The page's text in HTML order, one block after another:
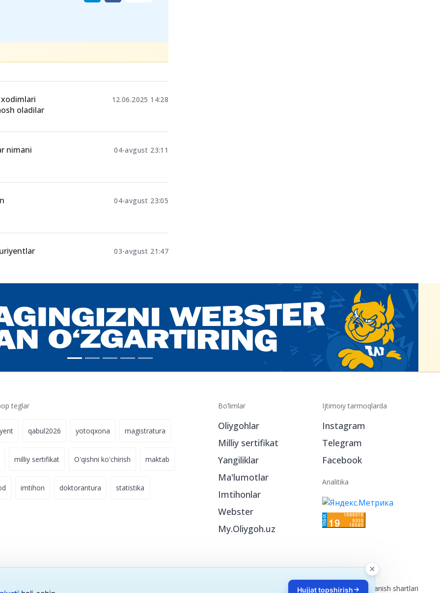
Ulashing
oladilar
03-avgust 21:47
Bo‘limlar
Oliygohlar
Milliy sertifikat
Yangiliklar
Imtihonlar
Ijtimoiy tarmoqlarda
Instagram
Telegram
Facebook
Hujjat topshirish